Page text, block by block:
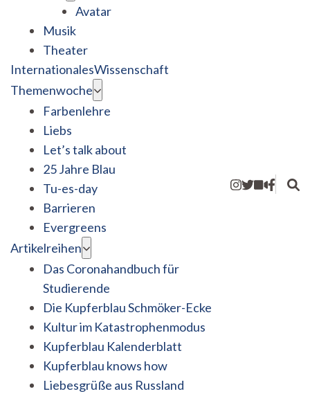
Avatar
Musik
Theater
InternationalesWissenschaft
Themenwoche
Farbenlehre
Liebs
Let’s talk about
25 Jahre Blau
Tu-es-day
Barrieren
Evergreens
Artikelreihen
Das Coronahandbuch für
Studierende
Die Kupferblau Schmöker-Ecke
Kultur im Katastrophenmodus
Kupferblau Kalenderblatt
Kupferblau knows how
Liebesgrüße aus Russland